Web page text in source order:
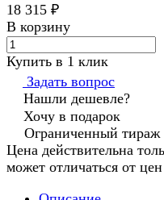
18 315 ₽
В корзину
Купить в 1 клик
Задать вопрос
Нашли дешевле?
Хочу в подарок
Ограниченный тираж
Цена действительна
может отличаться от